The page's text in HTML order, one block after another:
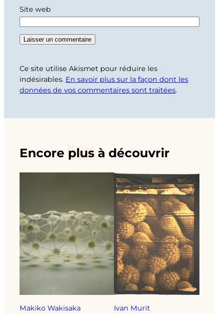
Site web
Ce site utilise Akismet pour réduire les
indésirables. En savoir plus sur la façon dont les
données de vos commentaires sont traitées.
Encore plus à découvrir
Makiko Wakisaka Ivan Murit